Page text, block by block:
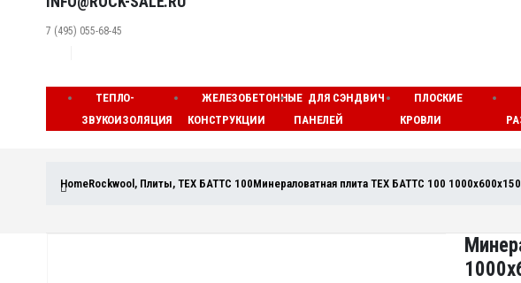
7 (495) 055-68-45
ТЕПЛО-
ЗВУКОИЗОЛЯЦИЯ
ЖЕЛЕЗОБЕТОННЫЕ
КОНСТРУКЦИИ
ДЛЯ СЭНДВИЧ
ПАНЕЛЕЙ
ПЛОСКИЕ
КРОВЛИ
HomeRockwool , Плиты, ТЕХ БАТТС 100Минераловатная плита ТЕХ БАТТС 100 1000x600x150